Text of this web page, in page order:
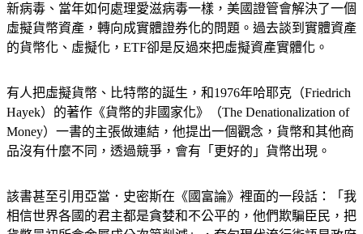
正如美國疾管局（CDC）似乎發現怎麼處理COVID-19這樣的
新病毒、當年如何處理愛滋病毒一樣，美國證管會解決了一個
虛擬貨幣資產，轉向成實體證券化的問題。過去談到實體資產
有人把虛擬貨幣、比特幣的誕生，和1976年哈耶克（Friedrich
Hayek）的著作《貨幣的非國家化》（The Denationalization of
Money）一書的主張做連結，他提出一個觀念，貨幣和其他商
該書甚至引用亞當．史密斯在《國富論》裡面的一段話：「我